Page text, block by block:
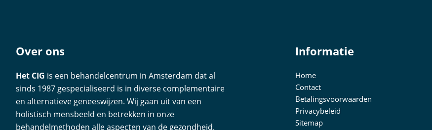
Over ons
Het CIG is een behandelcentrum in Amsterdam dat al
sinds 1987 gespecialiseerd is in diverse complementaire
en alternatieve geneeswijzen. Wij gaan uit van een
holistisch mensbeeld en betrekken in onze
behandelmethoden alle aspecten van de gezondheid.
Informatie
Home
Contact
Betalingsvoorwaarden
Privacybeleid
Sitemap